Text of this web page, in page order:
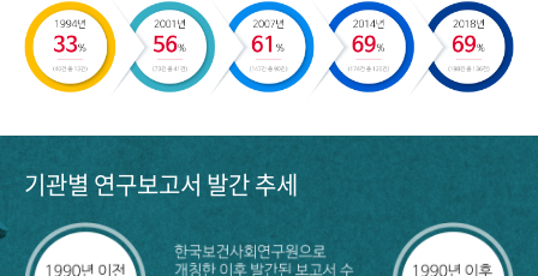
기관별 연구보고서 발간 추세